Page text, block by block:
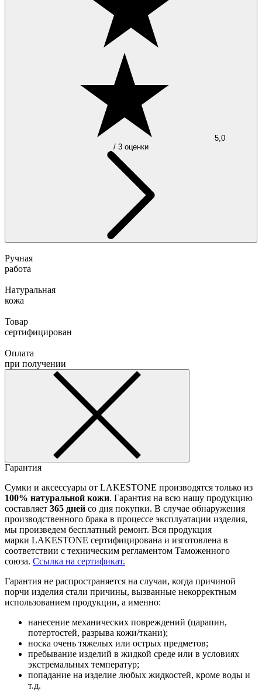
5,0
/ 3 оценки
Ручная
работа
Натуральная
кожа
Товар
сертифицирован
Оплата
при получении
Гарантия
Сумки и аксессуары от LAKESTONE производятся только из
100% натуральной кожи. Гарантия на всю нашу продукцию
составляет 365 дней со дня покупки. В случае обнаружения
производственного брака в процессе эксплуатации изделия,
мы произведем бесплатный ремонт. Вся продукция
марки LAKESTONE сертифицирована и изготовлена в
соответствии с техническим регламентом Таможенного
союза. Ссылка на сертификат.
Гарантия не распространяется на случаи, когда причиной
порчи изделия стали причины, вызванные некорректным
использованием продукции, а именно:
нанесение механических повреждений (царапин,
потертостей, разрыва кожи/ткани);
носка очень тяжелых или острых предметов;
пребывание изделий в жидкой среде или в условиях
экстремальных температур;
попадание на изделие любых жидкостей, кроме воды и
т.д.